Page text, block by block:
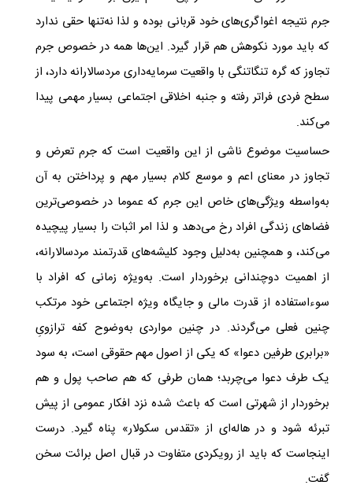
جرم نتیجه‌ اغواگری‌های خود قربانی بوده و لذا نه‌تنها حقی ندارد
که باید مورد نکوهش هم قرار گیرد. این‌ها همه در خصوص جرم
تجاوز که گره‌ تنگاتنگی با واقعیت سرمایه‌داری مردسالارانه دارد، از
سطح فردی فراتر رفته و جنبه‌ اخلاقی اجتماعی بسیار مهمی پیدا
می‌کند.
حساسیت موضوع ناشی از این واقعیت است که جرم تعرض و
تجاوز در معنای اعم و موسع کلام بسیار مهم و پرداختن به آن
به‌واسطه‌ ویژگی‌های خاص این جرم که عموما در خصوصی‌ترین
فضاهای زندگی افراد رخ می‌دهد و لذا امر اثبات را بسیار پیچیده
می‌کند، و همچنین به‌دلیل وجود کلیشه‌های قدرتمند مردسالارانه،
از اهمیت دوچندانی برخوردار است. به‌ویژه زمانی که افراد با
سوءاستفاده از قدرت مالی و جایگاه ویژه‌ اجتماعی‌ خود مرتکب
چنین فعلی می‌گردند. در چنین مواردی به‌وضوح کفه‌ ترازویِ
«برابری طرفین دعوا» که یکی از اصول مهم حقوقی‌ است، به سود
یک طرف دعوا می‌چربد؛ همان طرفی که هم صاحب پول و هم
برخوردار از شهرتی است که باعث شده نزد افکار عمومی از پیش
تبرئه شود و در هاله‌ای از «تقدس سکولار» پناه گیرد. درست
اینجاست که باید از رویکردی متفاوت در قبال اصل برائت سخن
گفت.